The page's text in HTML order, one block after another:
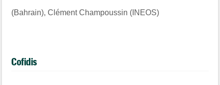
(Bahrain), Clément Champoussin (INEOS)
Cofidis